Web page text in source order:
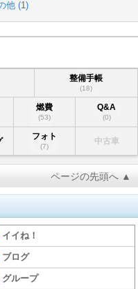
他 (1)
整備手帳
(18)
燃費
(53)
Q&A
(0)
フォト
(7)
中古車
ページの先頭へ ▲
イイね！
ブログ
グループ